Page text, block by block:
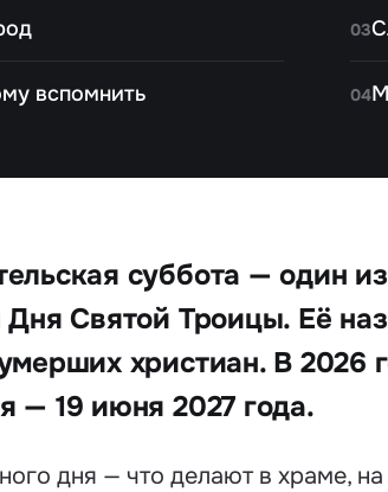
вспомнить
03
04
суббота — один
Святой Троицы. Её
христиан. В 2026
— 19 июня 2027 года.
дня — что делают в храме,